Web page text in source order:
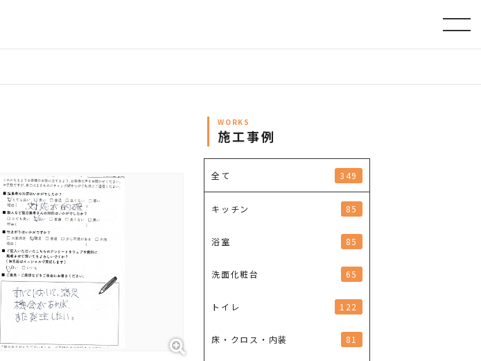
WORKS
施工事例
全て 349
キッチン 85
浴室 85
洗面化粧台 65
トイレ 122
床・クロス・内装 81